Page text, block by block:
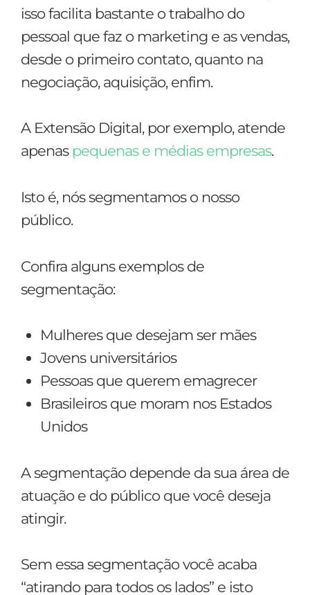
isso facilita bastante o trabalho do
pessoal que faz o marketing e as vendas,
desde o primeiro contato, quanto na
negociação, aquisição, enfim.
A Extensão Digital, por exemplo, atende
apenas pequenas e médias empresas.
Isto é, nós segmentamos o nosso
público.
Confira alguns exemplos de
segmentação:
Mulheres que desejam ser mães
Jovens universitários
Pessoas que querem emagrecer
Brasileiros que moram nos Estados
Unidos
A segmentação depende da sua área de
atuação e do público que você deseja
atingir.
Sem essa segmentação você acaba
“atirando para todos os lados” e isto